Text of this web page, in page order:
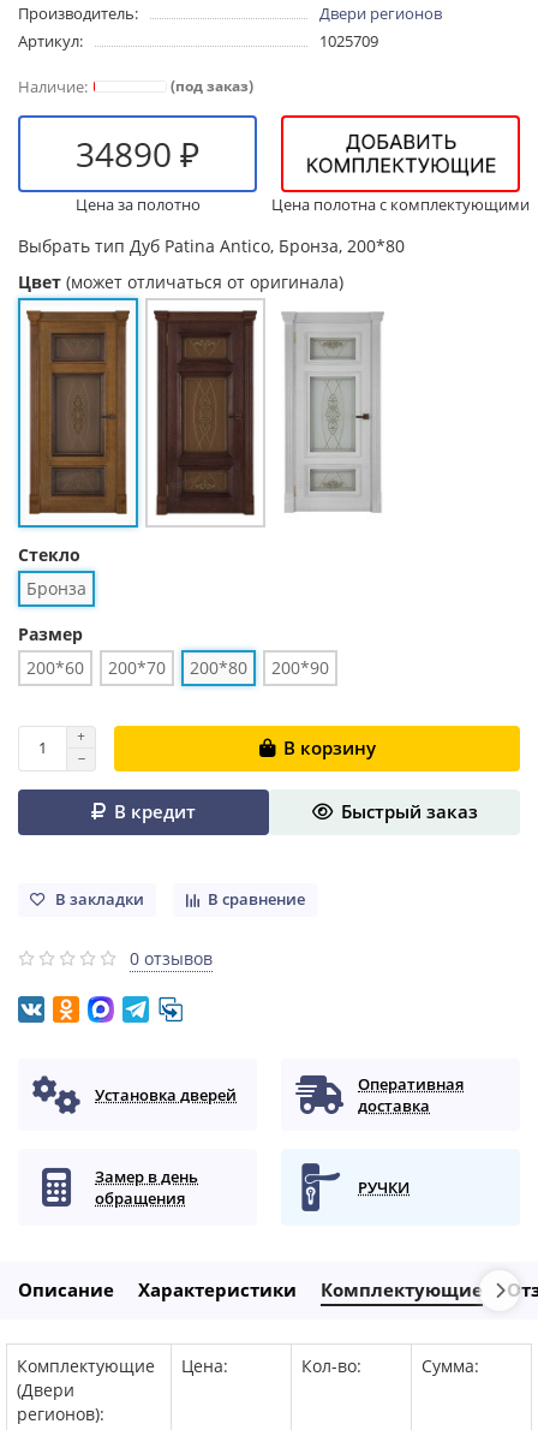
Производитель:
Двери регионов
Артикул:
1025709
(под заказ)
34890 ₽
Цена за полотно Цена полотна с комплектующими
Выбрать тип Дуб Patina Antico, Бронза, 200*80
Цвет (может отличаться от оригинала)
Стекло
Бронза
Размер
200*60
200*70 200*80 200*90
В корзину
В кредит Быстрый заказ
В закладки В сравнение
0 отзывов
Установка дверей
Оперативная
доставка
Замер в день
обращения
РУЧКИ
Описание Характеристики Комплектующие
Комплектующие
(Двери
регионов):
Цена: Кол-во: Сумма: